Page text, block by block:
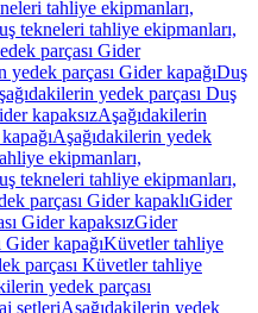
tahliye ekipmanları,
tekneleri tahliye ekipmanları,
parçası Gider
yedek parçası Gider kapağıDuş
yedek parçası Duş
kapaksızAşağıdakilerin
Aşağıdakilerin yedek
ekipmanları,
tekneleri tahliye ekipmanları,
parçası Gider kapaklıGider
Gider kapaksızGider
Gider kapağıKüvetler tahliye
parçası Küvetler tahliye
yedek parçası
setleriAşağıdakilerin yedek